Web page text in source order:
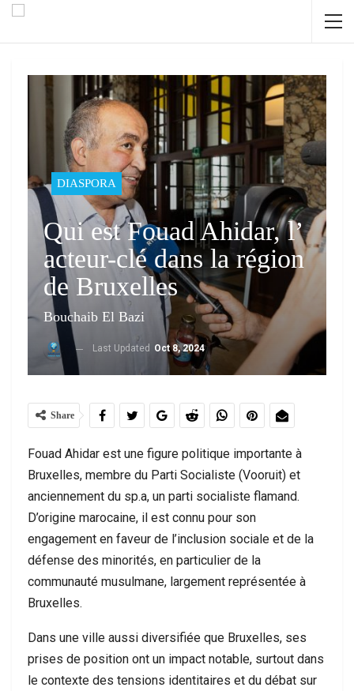
DIASPORA
Qui est Fouad Ahidar, l’
acteur-clé dans la région
de Bruxelles
Bouchaib El Bazi
Last Updated Oct 8, 2024
Share
Fouad Ahidar est une figure politique importante à
Bruxelles, membre du Parti Socialiste (Vooruit) et
anciennement du sp.a, un parti socialiste flamand.
D’origine marocaine, il est connu pour son
engagement en faveur de l’inclusion sociale et de la
défense des minorités, en particulier de la
communauté musulmane, largement représentée à
Bruxelles.
Dans une ville aussi diversifiée que Bruxelles, ses
prises de position ont un impact notable, surtout dans
le contexte des tensions identitaires et du débat sur